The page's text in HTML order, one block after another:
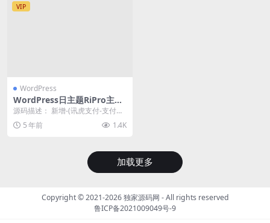
VIP
WordPress
WordPress日主题RiPro主题
v8.6破解版（完美无错版）
源码描述： 新增-(讯虎支付-支付
宝),支持PC端扫码,手机浏览器内唤
醒支付宝A...
5 年前 1.4K
加载更多
Copyright © 2021-2026独家源码网 - All rights reserved
鲁ICP备2021009049号-9